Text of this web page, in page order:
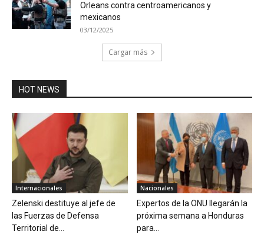
Orleans contra centroamericanos y
mexicanos
03/12/2025
Cargar más
HOT NEWS
Internacionales
Zelenski destituye al jefe de
las Fuerzas de Defensa
Territorial de...
Nacionales
Expertos de la ONU llegarán la
próxima semana a Honduras
para...